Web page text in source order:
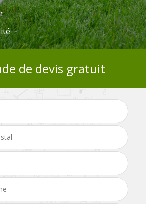
de devis gratuit